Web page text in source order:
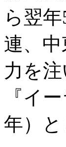
ら翌
連、
力を
『イ
年）と